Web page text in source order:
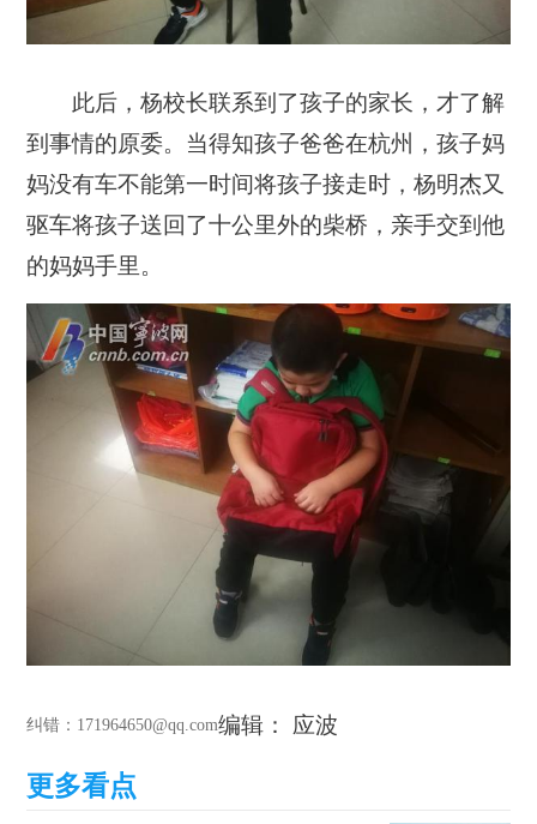
此后，杨校长联系到了孩子的家长，才了解
到事情的原委。当得知孩子爸爸在杭州，孩子妈
妈没有车不能第一时间将孩子接走时，杨明杰又
驱车将孩子送回了十公里外的柴桥，亲手交到他
的妈妈手里。
纠错 ：171964650@qq.com编辑： 应波